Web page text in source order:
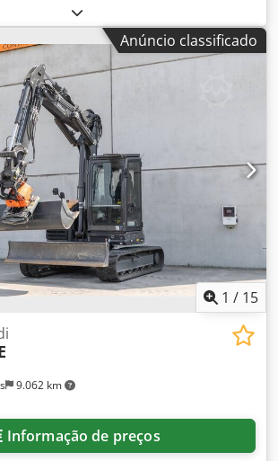
, * 11.500 horas * Peso
kg * Potência do motor 77 kW *
rápido hidráulico * Ar condicionado
Eewskr
Anúncio classificado
1 / 15
9.062 km
Informação de preços